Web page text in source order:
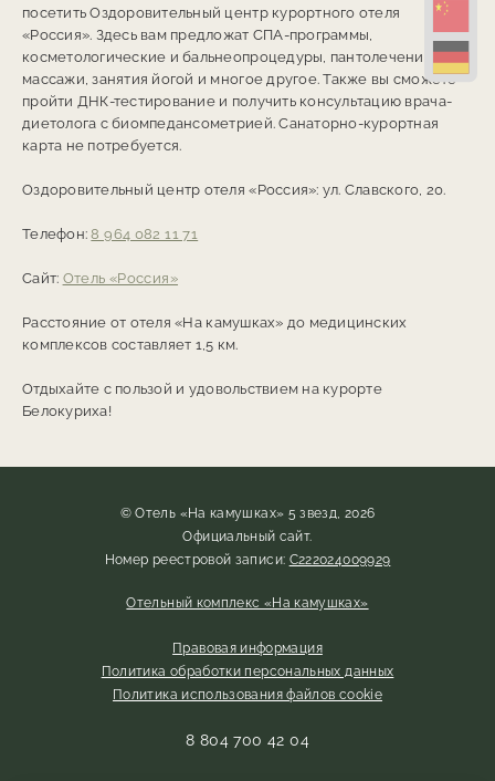
посетить Оздоровительный центр курортного отеля
«Россия». Здесь вам предложат СПА-программы,
косметологические и бальнеопроцедуры, пантолечение,
массажи, занятия йогой и многое другое. Также вы сможете
пройти ДНК-тестирование и получить консультацию врача-
диетолога с биомпедансометрией. Санаторно-курортная
карта не потребуется.
Оздоровительный центр отеля «Россия»: ул. Славского, 20.
Телефон:8 964 082 11 71
Сайт: Отель «Россия»
Расстояние от отеля «На камушках» до медицинских
комплексов составляет 1,5 км.
Отдыхайте с пользой и удовольствием на курорте
Белокуриха!
© Отель «На камушках» 5 звезд, 2026
Официальный сайт.
Номер реестровой записи: С222024009929
Отельный комплекс «На камушках»
Правовая информация
Политика обработки персональных данных
Политика использования файлов cookie
8 804 700 42 04